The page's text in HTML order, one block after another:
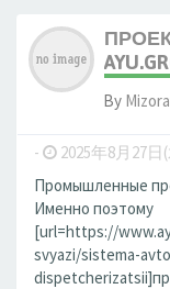
By
- 2025年8月27日
Промышленные
Именно поэтому
[url=https://
svyazi/sistema-